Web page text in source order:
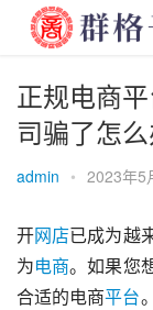
正规电商
司骗了怎么
admin • 2023年5
开网店已成为越
为电商。如果您
合适的电商平台